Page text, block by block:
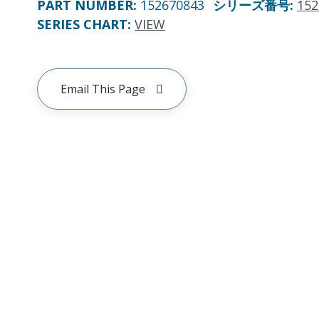
PART NUMBER: 152670843 シリーズ番号:
SERIES CHART: VIEW
Email This Page